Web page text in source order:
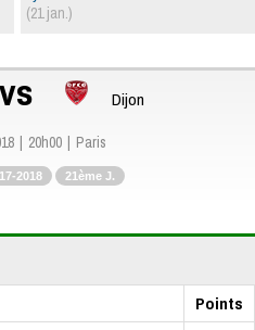
(21 jan.)
vs Dijon
20h00 Paris
2018 21ème J.
Points